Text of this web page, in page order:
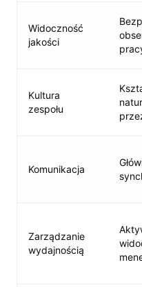
Widoczność
jakości
Kultura
zespołu
Komunikacja
Zarządzanie
wydajnością